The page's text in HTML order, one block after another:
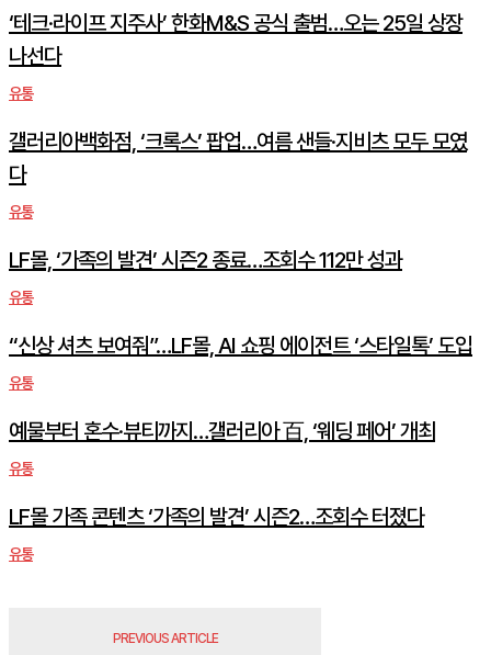
‘테크·라이프 지주사’ 한화M&S 공식 출범…오는 25일 상장
나선다
유통
갤러리아백화점, ‘크록스’ 팝업…여름 샌들·지비츠 모두 모였
다
유통
LF몰, ‘가족의 발견’ 시즌2 종료…조회수 112만 성과
유통
“신상 셔츠 보여줘”…LF몰, AI 쇼핑 에이전트 ‘스타일톡’ 도입
유통
예물부터 혼수·뷰티까지…갤러리아 百, ‘웨딩 페어’ 개최
유통
LF몰 가족 콘텐츠 ‘가족의 발견’ 시즌2…조회수 터졌다
유통
PREVIOUS ARTICLE